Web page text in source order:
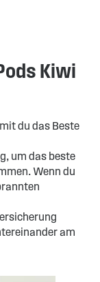
Kiwi
du das Beste
um das beste
Wenn du
am